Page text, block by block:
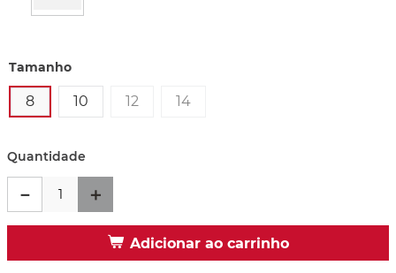
Tamanho
8 10 12 14
Quantidade
＋
－
Adicionar ao carrinho